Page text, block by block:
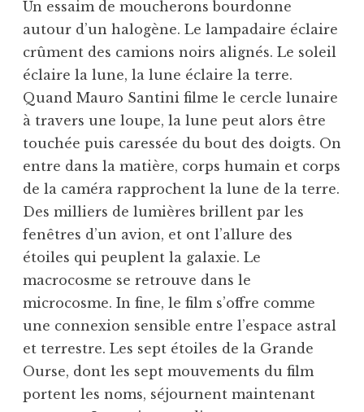
Un essaim de moucherons bourdonne
autour d’un halogène. Le lampadaire éclaire
crûment des camions noirs alignés. Le soleil
éclaire la lune, la lune éclaire la terre.
Quand Mauro Santini filme le cercle lunaire
à travers une loupe, la lune peut alors être
touchée puis caressée du bout des doigts. On
entre dans la matière, corps humain et corps
de la caméra rapprochent la lune de la terre.
Des milliers de lumières brillent par les
fenêtres d’un avion, et ont l’allure des
étoiles qui peuplent la galaxie. Le
macrocosme se retrouve dans le
microcosme. In fine, le film s’offre comme
une connexion sensible entre l’espace astral
et terrestre. Les sept étoiles de la Grande
Ourse, dont les sept mouvements du film
portent les noms, séjournent maintenant